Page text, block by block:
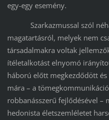
egy-egy esemény.
Szarkazmussal szól
magatartásról, melyek nem
társadalmakra voltak
ítéletalkotást elnyomó
háború előtt megkezdődött
mára – a
robbanásszerű fejlődésével –
hedonista életszemléletet